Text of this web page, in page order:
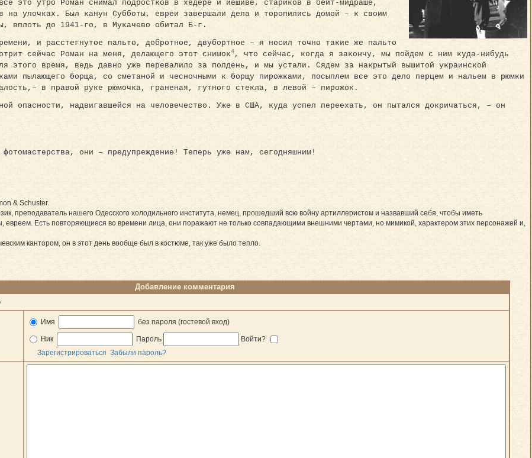
это утро Роман снимал подростков в хедере и иешиве, стариков в бейт-мидраше,
на улочках. Был канун Субботы, евреи завершали дела и торопились домой – к своим
вплоть до 1941-го, в Мукачево обитал Б-г.
и расстегнутое пальто, добротное, двубортное – я носил точно такие же пальто
сейчас Роман на меня, делающего этот снимок4, что сейчас, когда я закончу, мы пойдем с ним куда-нибудь
этого время, ведь давно уже перевалило за полдень, и мы устали. Сядем за накрытый вышитой украинской
пылающего борща, со сметаной и чесночными к борщу пирожками, посыплем все это дело перцем и нальем в рюмки
в правой руке рюмочка, граненая, гутного стекла, в левой – пирожок.
опасности, надвигавшейся на человечество. Уже в США, куда успел переехать, он пытался докричаться, – он
они – преду­преждение! Теперь уже нам, сегодняшним!
& Schuster.
преподаватель нашего Одесского холодильного института, немец, прошедший всю войну артиллеристом и назвавший себя, чтобы иметь
евреем. Есть повторяющиеся во времени лица, они поражают не только совпадающими внешними чертами, но мимикой, характером этих персонажей и,
кантором, он в этот день вообще был в костюме, так уже было тепло.
Добавление комментария
Имя без пароля (гостевой вход)
Ник Пароль
Войти?
Зарегистрироваться Забыли пароль?